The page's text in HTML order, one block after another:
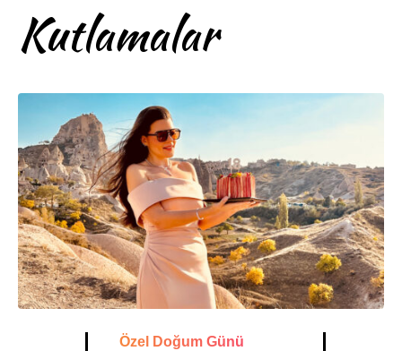
Kutlamalar
Özel Doğum Günü